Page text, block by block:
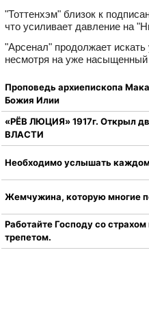
"Тоттенхэм" близок к
что усиливает давление на
"Арсенал" продолжает
несмотря на уже насыщенный
Проповедь архиепископа
Божия Илии
«РЁВ ЛЮЦИЯ» 1917г. Открыл
ВЛАСТИ
Необходимо услышать
Жемчужина, которую многие
Работайте Господу со
трепетом.